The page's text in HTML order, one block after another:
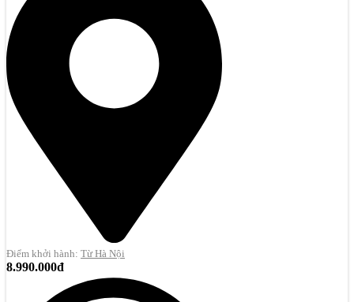
Điểm khởi hành: Từ Hà Nội
8.990.000đ